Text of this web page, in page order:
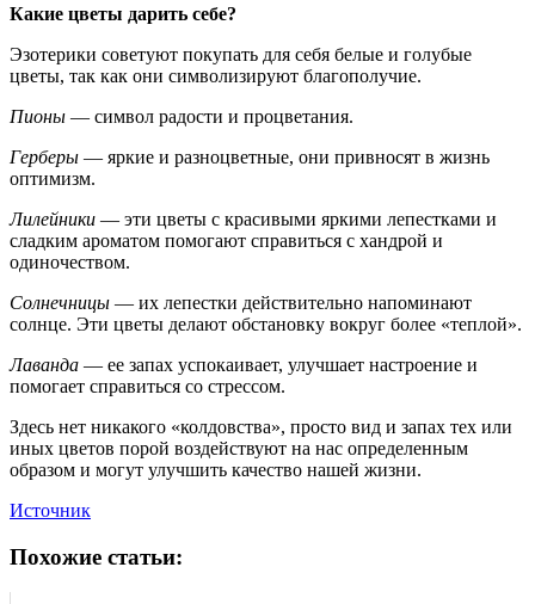
Какие цветы дарить себе?
Эзотерики советуют покупать для себя белые и голубые
цветы, так как они символизируют благополучие.
Пионы — символ радости и процветания.
Герберы — яркие и разноцветные, они привносят в жизнь
оптимизм.
Лилейники — эти цветы с красивыми яркими лепестками и
сладким ароматом помогают справиться с хандрой и
одиночеством.
Солнечницы — их лепестки действительно напоминают
солнце. Эти цветы делают обстановку вокруг более «теплой».
Лаванда — ее запах успокаивает, улучшает настроение и
помогает справиться со стрессом.
Здесь нет никакого «колдовства», просто вид и запах тех или
иных цветов порой воздействуют на нас определенным
образом и могут улучшить качество нашей жизни.
Источник
Похожие статьи: